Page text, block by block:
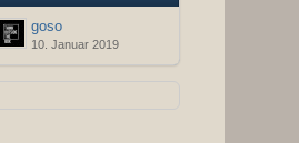
goso
10. Januar 2019